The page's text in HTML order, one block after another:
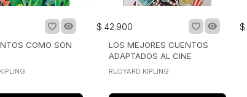
COMO SON
$ 42.900
LOS MEJORES CUENTOS
ADAPTADOS AL CINE
RUDYARD KIPLING
$